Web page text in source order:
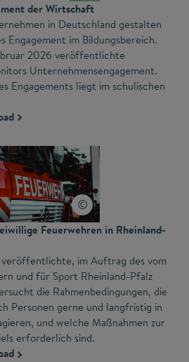
der Wirtschaft
in Deutschland gestalten
Engagement im Bildungsbereich.
2026 veröffentlichte
Unternehmensengagement.
Engagements liegt im schulischen
Feuerwehren in Rheinland-
im Auftrag des vom
und für Sport Rheinland-Pfalz
die Rahmenbedingungen, die
Personen gerne und langfristig in
und welche Maßnahmen zur
erforderlich sind.